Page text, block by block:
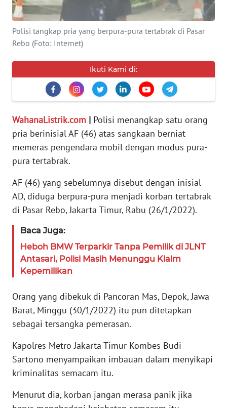
Polisi tangkap pria yang berpura-pura tertabrak di Pasar
Rebo (Foto: Internet)
Ikuti Kami di:
WahanaListrik.com | Polisi menangkap satu orang
pria berinisial AF (46) atas sangkaan berniat
memeras pengendara mobil dengan modus pura-
pura tertabrak.
AF (46) yang sebelumnya disebut dengan inisial
AD, diduga berpura-pura menjadi korban tertabrak
di Pasar Rebo, Jakarta Timur, Rabu (26/1/2022).
Baca Juga:
Heboh BMW Terparkir Tanpa Pemilik di JLNT
Antasari, Polisi Masih Menunggu Klaim
Kepemilikan
Orang yang dibekuk di Pancoran Mas, Depok, Jawa
Barat, Minggu (30/1/2022) itu pun ditetapkan
sebagai tersangka pemerasan.
Kapolres Metro Jakarta Timur Kombes Budi
Sartono menyampaikan imbauan dalam menyikapi
kriminalitas semacam itu.
Menurut dia, korban jangan merasa panik jika
Informasi
INDEKS
BERITA
KAMI
INFO
IKLAN
KAMI
PEDOMAN
MEDIA
SIBER
REDAKSI
KARIR
Wahana
Regional
SUMUT